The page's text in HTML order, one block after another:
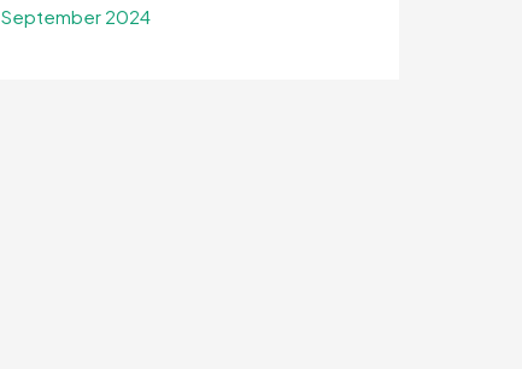
September 2024